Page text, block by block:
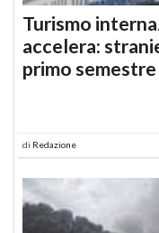
Turismo
accelera:
primo
di Redazione